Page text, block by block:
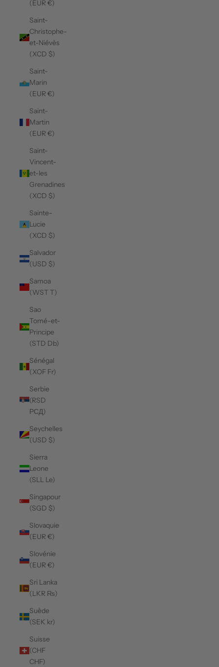
(EUR €)
Saint-
Christophe-
et-Niévès
(XCD $)
Saint-
Marin
(EUR €)
Saint-
Martin
(EUR €)
Saint-
Vincent-
et-les
Grenadines
(XCD $)
Sainte-
Lucie
(XCD $)
Salvador
(USD $)
Samoa
(WST T)
Sao
Tomé-et-
Principe
(STD Db)
Sénégal
(XOF Fr)
Serbie
(RSD
РСД)
Seychelles
(USD $)
Sierra
Leone
(SLL Le)
Singapour
(SGD $)
Slovaquie
(EUR €)
Slovénie
(EUR €)
Sri Lanka
(LKR ₨)
Suède
(SEK kr)
Suisse
(CHF
CHF)